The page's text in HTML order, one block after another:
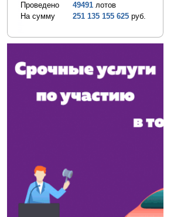
Проведено
49491 лотов
На сумму
251 135 155 625 руб.